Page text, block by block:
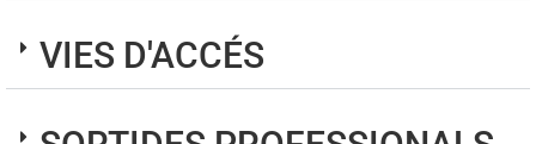
VIES D'ACCÉS